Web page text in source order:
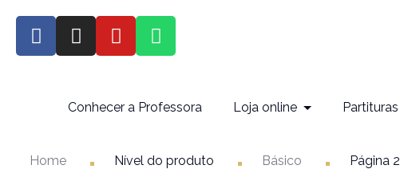
Conhecer a Professora Loja online Partituras
Home Nível do produto Básico Página 2